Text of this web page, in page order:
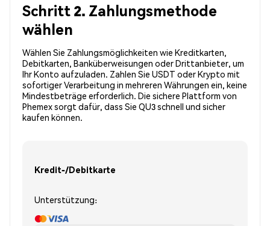
Schritt 2. Zahlungsmethode
wählen
Wählen Sie Zahlungsmöglichkeiten wie Kreditkarten,
Debitkarten, Banküberweisungen oder Drittanbieter, um
Ihr Konto aufzuladen. Zahlen Sie USDT oder Krypto mit
sofortiger Verarbeitung in mehreren Währungen ein, keine
Mindestbeträge erforderlich. Die sichere Plattform von
Phemex sorgt dafür, dass Sie QU3 schnell und sicher
kaufen können.
Kredit-/Debitkarte
Unterstützung: